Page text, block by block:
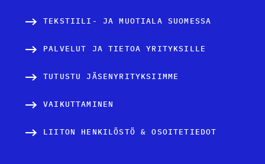
TEKSTIILI- JA MUOTIALA SUOMESSA
PALVELUT JA TIETOA YRITYKSILLE
TUTUSTU JÄSENYRITYKSIIMME
VAIKUTTAMINEN
LIITON HENKILÖSTÖ & OSOITETIEDOT